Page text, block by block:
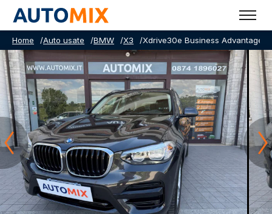
Home /Auto usate /BMW /X3 /Xdrive30e Business Advantage